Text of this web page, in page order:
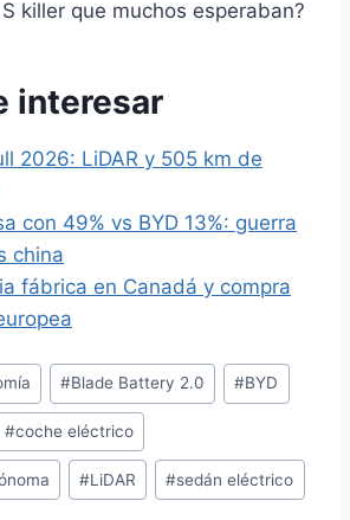
killer que muchos esperaban?
interesar
2026: LiDAR y 505 km de
con 49% vs BYD 13%: guerra
china
fábrica en Canadá y compra
#Blade Battery 2.0 #BYD
#coche eléctrico
#LiDAR #sedán eléctrico